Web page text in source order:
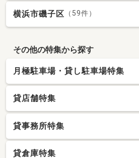
横浜市磯子区 （59件）
その他の特集から探す
月極駐車場・貸し駐車場特集
貸店舗特集
貸事務所特集
貸倉庫特集